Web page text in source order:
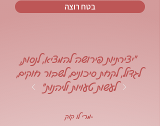
בטח רוצה
"יצירתיות פירושה להמציא, לנסות,
לגדול, לקחת סיכונים, לשבור חוקים,
לעשות טעויות וליהנות"
-מרי לו קוק